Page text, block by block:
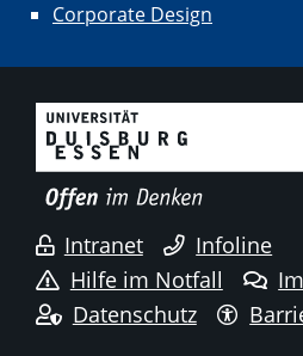
Corporate Design
Intranet
Infoline
Hilfe im Notfall
Datenschutz